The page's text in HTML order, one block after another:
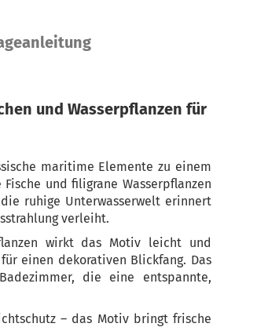
und Wasserpflanzen für
maritime Elemente zu einem
und filigrane Wasserpflanzen
ruhige Unterwasserwelt erinnert
verleiht.
wirkt das Motiv leicht und
einen dekorativen Blickfang. Das
die eine entspannte,
– das Motiv bringt frische